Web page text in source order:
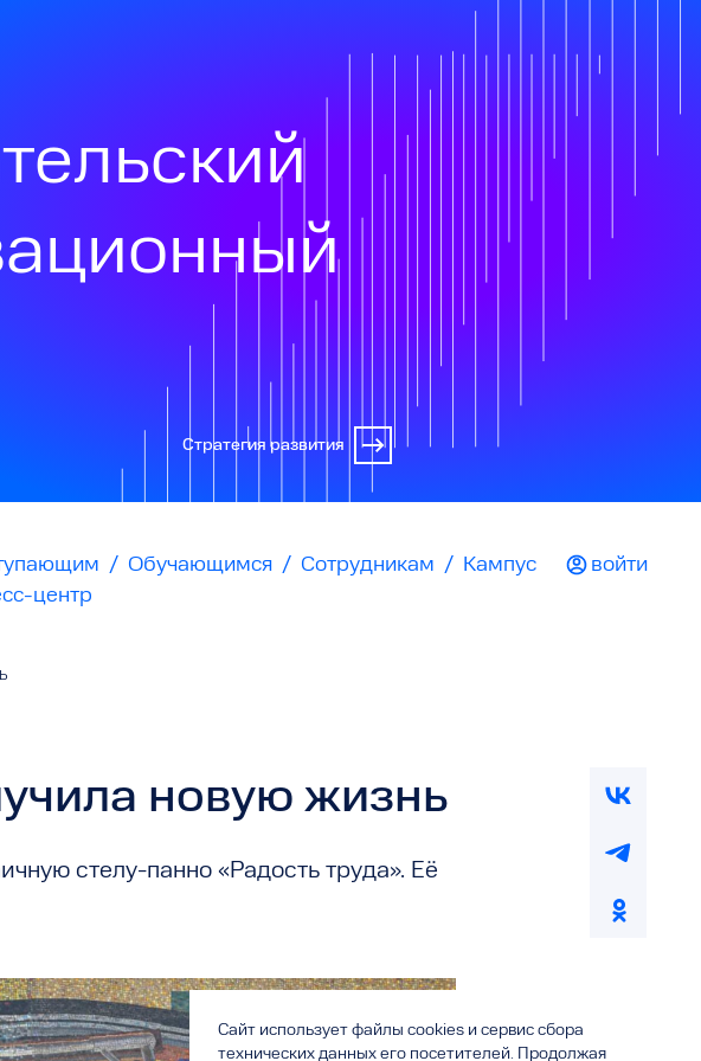
Стратегия развития
/ Обучающимся / Сотрудникам /
Кампус
центр
войти
новую жизнь
стелу-панно «Радость труда». Её
Сайт использует файлы cookies и сервис сбора
технических данных его посетителей. Продолжая